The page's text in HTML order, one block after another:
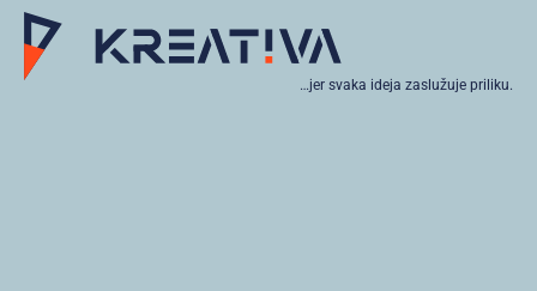
…jer svaka ideja zaslužuje priliku.